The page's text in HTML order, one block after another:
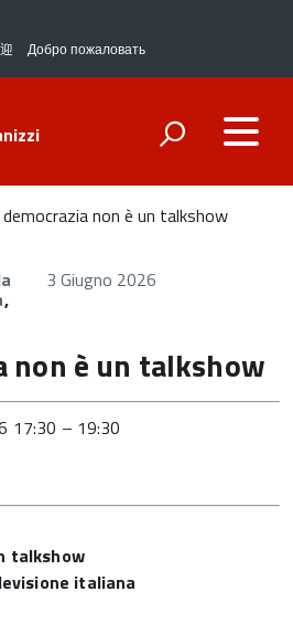
Добро пожаловать
democrazia non è un talkshow
,
3 Giugno 2026
non è un talkshow
17:30 – 19:30
talkshow
italiana